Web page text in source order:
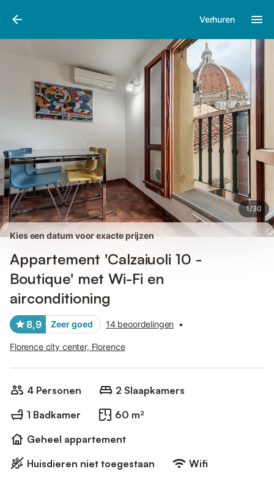
Verhuren
1/30
Afbeeldingen
Kies een datum voor exacte prijzen
Appartement 'Calzaiuoli 10 -
Boutique' met Wi-Fi en
airconditioning
8,9 Zeer goed 14 beoordelingen •
Florence city center, Florence
4 Personen
2 Slaapkamers
1 Badkamer
60 m²
Geheel appartement
Huisdieren niet toegestaan
Wifi